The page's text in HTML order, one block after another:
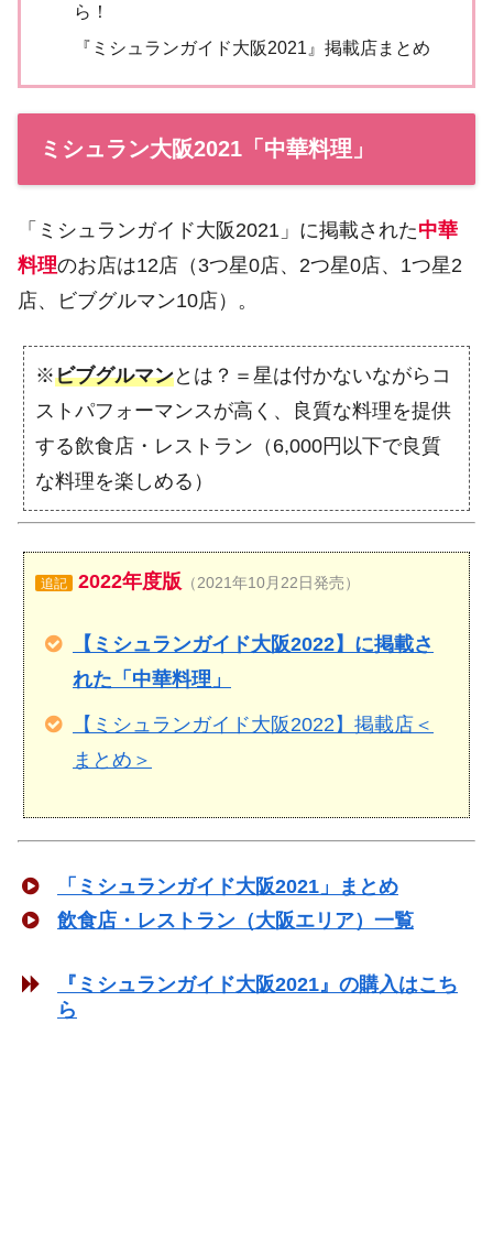
ら！
『ミシュランガイド大阪2021』掲載店まとめ
ミシュラン大阪2021「中華料理」
「ミシュランガイド大阪2021」に掲載された中華
料理のお店は12店（3つ星0店、2つ星0店、1つ星2
店、ビブグルマン10店）。
※ビブグルマンとは？＝星は付かないながらコ
ストパフォーマンスが高く、良質な料理を提供
する飲食店・レストラン（6,000円以下で良質
な料理を楽しめる）
追記 2022年度版 （2021年10月22日発売）
【ミシュランガイド大阪2022】に掲載さ
れた「中華料理」
【ミシュランガイド大阪2022】掲載店＜
まとめ＞
「ミシュランガイド大阪2021」まとめ
飲食店・レストラン（大阪エリア）一覧
『ミシュランガイド大阪2021』の購入はこち
ら